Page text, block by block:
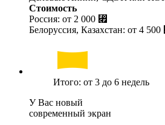
Стоимость
Россия: от 2 000 ⃏
Белоруссия, Казахстан: от 4 500
Итого: от 3 до 6 недель
У Вас новый
современный экран